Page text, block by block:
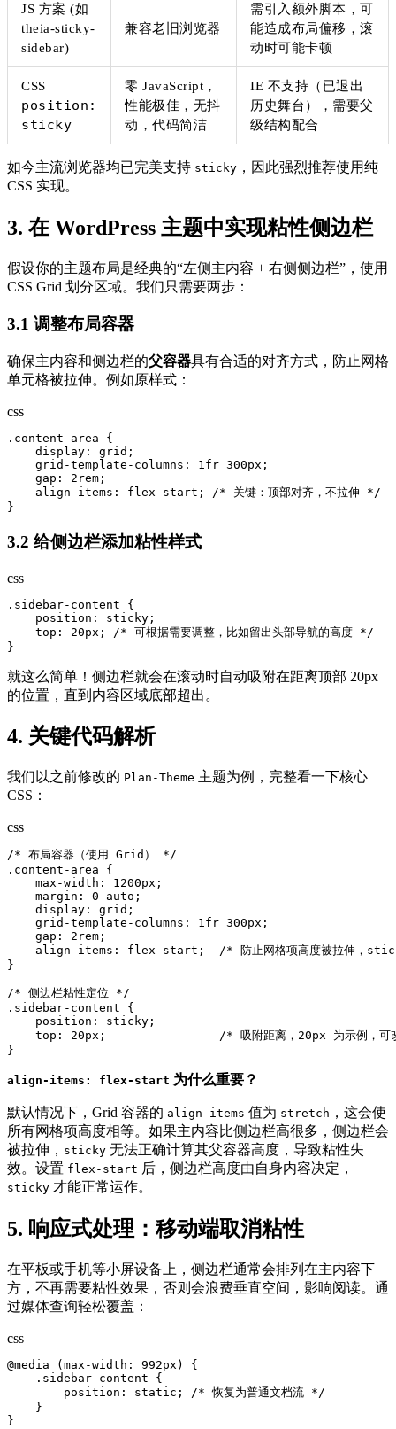
JS 方案 (如
theia-sticky-
sidebar)
兼容老旧浏览器
需引入额外脚本，可
能造成布局偏移，滚
动时可能卡顿
CSS
position:
sticky
零 JavaScript，
性能极佳，无抖
动，代码简洁
IE 不支持（已退出
历史舞台），需要父
级结构配合
如今主流浏览器均已完美支持 sticky ，因此强烈推荐使用纯
CSS 实现。
3. 在 WordPress 主题中实现粘性侧边栏
假设你的主题布局是经典的“左侧主内容 + 右侧侧边栏”，使用
CSS Grid 划分区域。我们只需要两步：
3.1 调整布局容器
确保主内容和侧边栏的父容器具有合适的对齐方式，防止网格
单元格被拉伸。例如原样式：
css
.content-area {
    display: grid;
    grid-template-columns: 1fr 300px;
    gap: 2rem;
    align-items: flex-start; /* 关键：顶部对齐，不拉伸 */
}
3.2 给侧边栏添加粘性样式
css
.sidebar-content {
    position: sticky;
    top: 20px; /* 可根据需要调整，比如留出头部导航的高度 */
}
就这么简单！侧边栏就会在滚动时自动吸附在距离顶部 20px
的位置，直到内容区域底部超出。
4. 关键代码解析
我们以之前修改的 Plan-Theme 主题为例，完整看一下核心
CSS：
css
/* 布局容器（使用 Grid） */
.content-area {
    max-width: 1200px;
    margin: 0 auto;
    display: grid;
    grid-template-columns: 1fr 300px;
    gap: 2rem;
align-items: flex-start;  /* 防止网格项高度被拉伸，
}
/* 侧边栏粘性定位 */
.sidebar-content {
    position: sticky;
top: 20px;                /* 吸附距离，20px 为示例，可
}
align-items: flex-start 为什么重要？
默认情况下，Grid 容器的 align-items 值为 stretch ，这会使
所有网格项高度相等。如果主内容比侧边栏高很多，侧边栏会
被拉伸， sticky 无法正确计算其父容器高度，导致粘性失
效。设置 flex-start 后，侧边栏高度由自身内容决定，
sticky 才能正常运作。
5. 响应式处理：移动端取消粘性
在平板或手机等小屏设备上，侧边栏通常会排列在主内容下
方，不再需要粘性效果，否则会浪费垂直空间，影响阅读。通
过媒体查询轻松覆盖：
css
@media (max-width: 992px) {
    .sidebar-content {
        position: static; /* 恢复为普通文档流 */
    }
}